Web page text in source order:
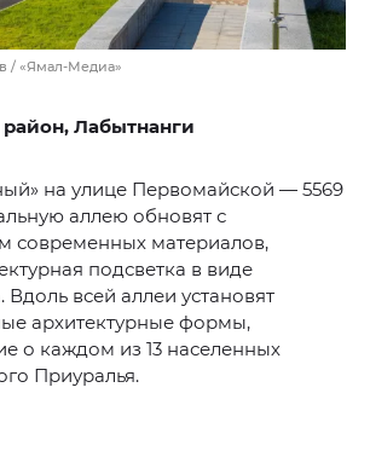
/ «Ямал-Медиа»
Лабытнанги
на улице Первомайской — 5569
аллею обновят с
современных материалов,
подсветка в виде
Вдоль всей аллеи установят
архитектурные формы,
о каждом из 13 населенных
Приуралья.